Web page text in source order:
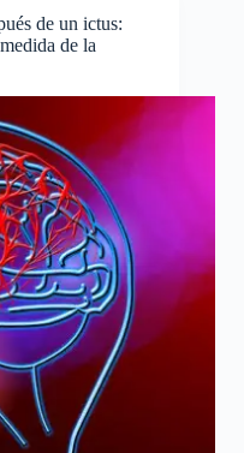
de un ictus:
de la